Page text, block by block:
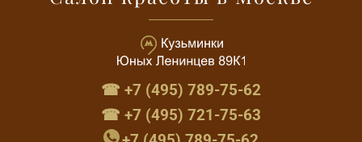
☎ +7 (495) 789-75-62
☎ +7 (495) 721-75-63